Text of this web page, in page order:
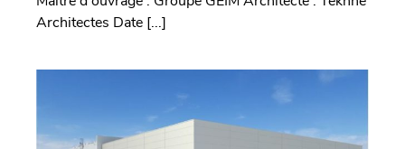
Architectes Date [...]